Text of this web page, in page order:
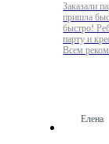
Заказали
пришла
быстро!
парту и
Всем
Елена